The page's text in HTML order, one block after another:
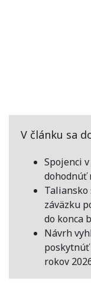
V článku sa
Spojenci
dohodnúť
záväzku
do konca
Návrh
rokov